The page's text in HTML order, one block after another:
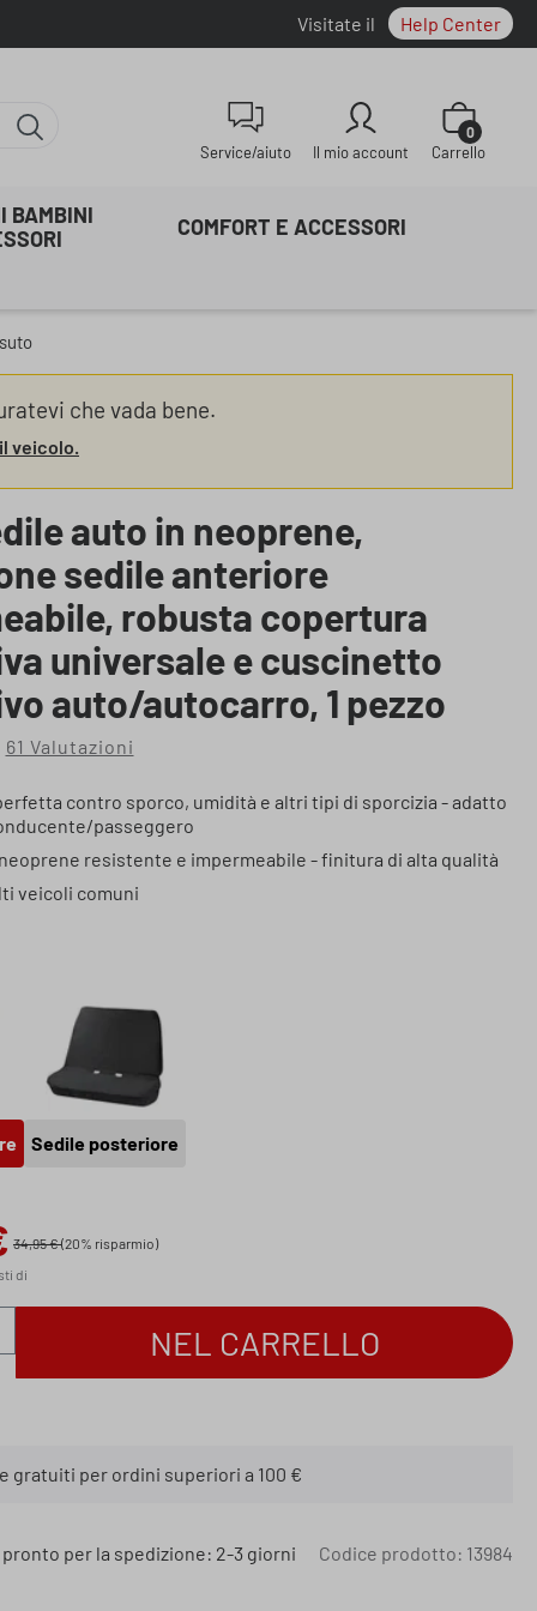
Visitate il Help Center
Service/aiuto Il mio account
Il carrello
0
Carrello
BAMBINI
COMFORT E ACCESSORI
che vada bene.
veicolo.
auto in neoprene,
sedile anteriore
robusta copertura
universale e cuscinetto
auto/autocarro, 1 pezzo
contro sporco, umidità e altri tipi di sporcizia - adatto
passeggero
resistente e impermeabile - finitura di alta qualità
veicoli comuni
anteriore
Sedile posteriore
Sedile posteriore
34,95 €(20% risparmio)
di
prodotto: inserisci la quantità
NEL CARRELLO
61 Valutazioni
gratuiti per ordini superiori a 100 €
per la spedizione: 2-3 giorni Codice prodotto: 13984